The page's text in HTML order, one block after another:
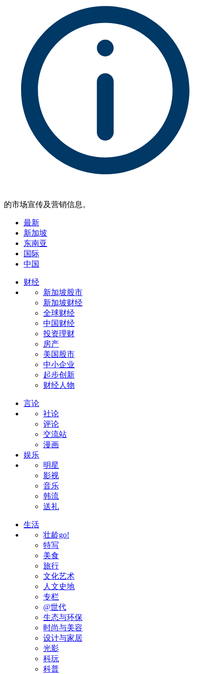
的市场宣传及营销信息。
最新
新加坡
东南亚
国际
中国
财经
新加坡股市
新加坡财经
全球财经
中国财经
投资理财
房产
美国股市
中小企业
起步创新
财经人物
言论
社论
评论
交流站
漫画
娱乐
明星
影视
音乐
韩流
送礼
生活
壮龄go!
特写
美食
旅行
文化艺术
人文史地
专栏
@世代
生态与环保
时尚与美容
设计与家居
光影
科玩
科普